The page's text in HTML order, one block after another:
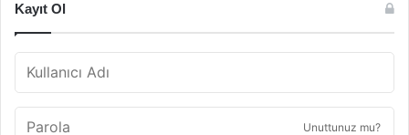
Kayıt Ol
Unuttunuz mu?